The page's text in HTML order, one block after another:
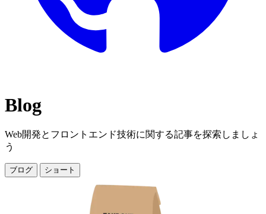
Blog
Web開発とフロントエンド技術に関する記事を探索しましょ
う
ブログ ショート